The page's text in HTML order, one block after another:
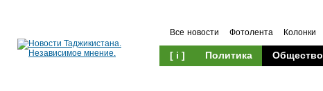
Все новости Фотолента Колонки
[ i ] Политика Общество